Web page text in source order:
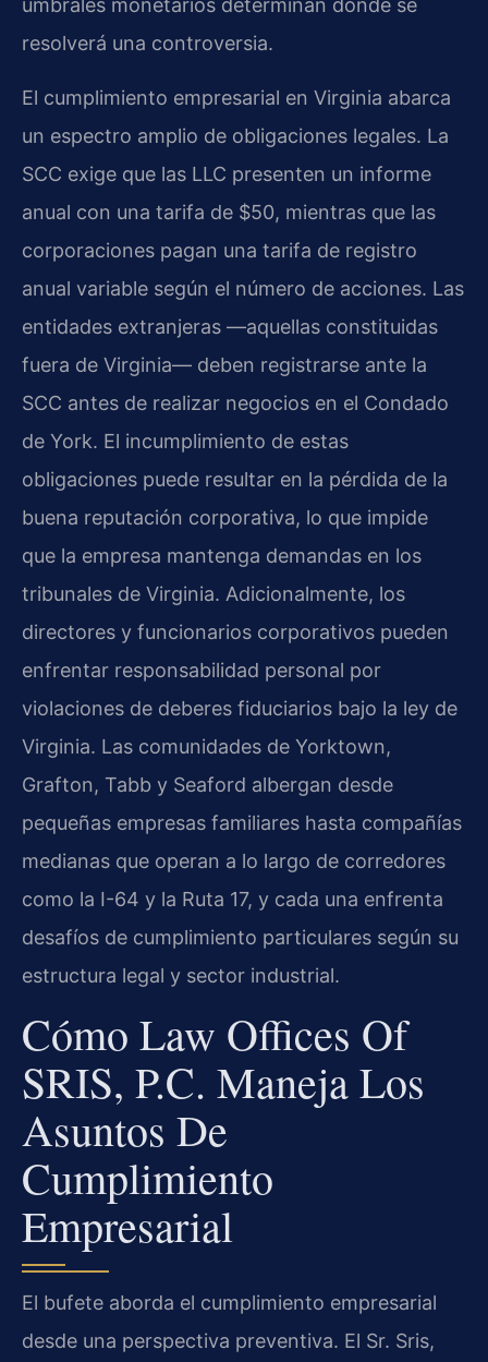
umbrales monetarios determinan dónde se
resolverá una controversia.
El cumplimiento empresarial en Virginia abarca
un espectro amplio de obligaciones legales. La
SCC exige que las LLC presenten un informe
anual con una tarifa de $50, mientras que las
corporaciones pagan una tarifa de registro
anual variable según el número de acciones. Las
entidades extranjeras —aquellas constituidas
fuera de Virginia— deben registrarse ante la
SCC antes de realizar negocios en el Condado
de York. El incumplimiento de estas
obligaciones puede resultar en la pérdida de la
buena reputación corporativa, lo que impide
que la empresa mantenga demandas en los
tribunales de Virginia. Adicionalmente, los
directores y funcionarios corporativos pueden
enfrentar responsabilidad personal por
violaciones de deberes fiduciarios bajo la ley de
Virginia. Las comunidades de Yorktown,
Grafton, Tabb y Seaford albergan desde
pequeñas empresas familiares hasta compañías
medianas que operan a lo largo de corredores
como la I-64 y la Ruta 17, y cada una enfrenta
desafíos de cumplimiento particulares según su
estructura legal y sector industrial.
Cómo Law Offices Of
SRIS, P.C. Maneja Los
Asuntos De
Cumplimiento
Empresarial
El bufete aborda el cumplimiento empresarial
desde una perspectiva preventiva. El Sr. Sris,